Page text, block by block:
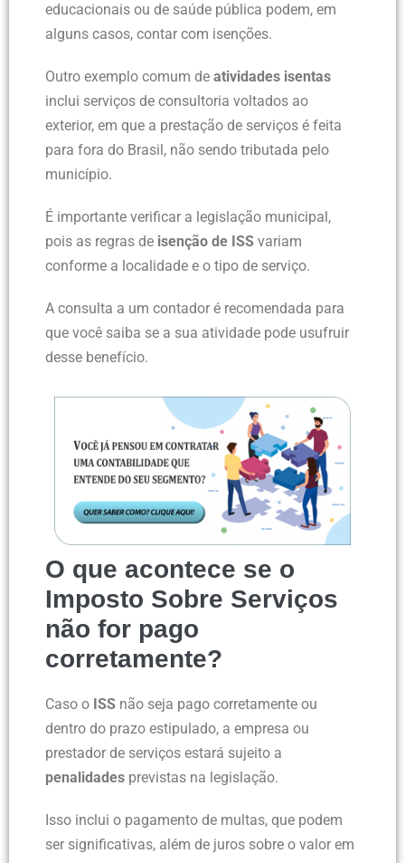
educacionais ou de saúde pública podem, em
alguns casos, contar com isenções.
Outro exemplo comum de atividades isentas
inclui serviços de consultoria voltados ao
exterior, em que a prestação de serviços é feita
para fora do Brasil, não sendo tributada pelo
município.
É importante verificar a legislação municipal,
pois as regras de isenção de ISS variam
conforme a localidade e o tipo de serviço.
A consulta a um contador é recomendada para
que você saiba se a sua atividade pode usufruir
desse benefício.
O que acontece se o
Imposto Sobre Serviços
não for pago
corretamente?
Caso o ISS não seja pago corretamente ou
dentro do prazo estipulado, a empresa ou
prestador de serviços estará sujeito a
penalidades previstas na legislação.
Isso inclui o pagamento de multas, que podem
ser significativas, além de juros sobre o valor em